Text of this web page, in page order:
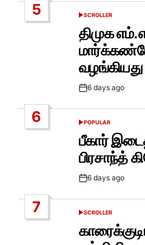
5
POSTED
SCROLLER
திமுக
Post6 days ago
6
POSTED
POPULAR
பீகார்
பிரசாந்த்
Post6 days ago
7
POSTED
SCROLLER